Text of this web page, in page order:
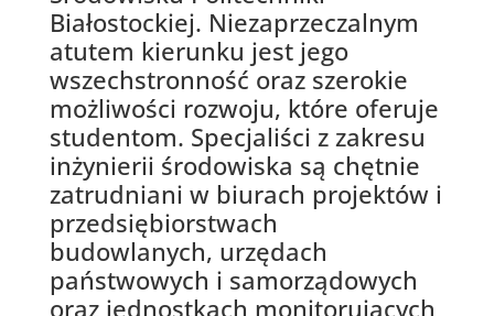
Białostockiej. Niezaprzeczalnym
atutem kierunku jest jego
wszechstronność oraz szerokie
możliwości rozwoju, które oferuje
studentom. Specjaliści z zakresu
inżynierii środowiska są chętnie
zatrudniani w biurach projektów i
przedsiębiorstwach
budowlanych, urzędach
państwowych i samorządowych
oraz jednostkach monitorujących